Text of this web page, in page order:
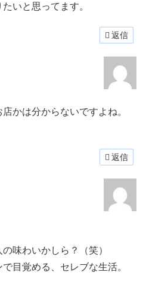
いと思ってます。
返信
かは分からないですよね。
返信
味わいかしら？（笑）
目覚める、セレブな生活。